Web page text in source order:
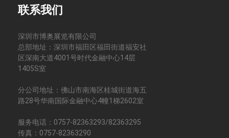
联系我们
深圳市博奥展览有限公司
总部地址：深圳市福田区福田街道福安社
区深南大道4001号时代金融中心14层
1405S室
分公司地址：佛山市南海区桂城街道海五
路28号华南国际金融中心4幢1梯2602室
服务电话：0757-82363293/82363295
传真：0757-82363290